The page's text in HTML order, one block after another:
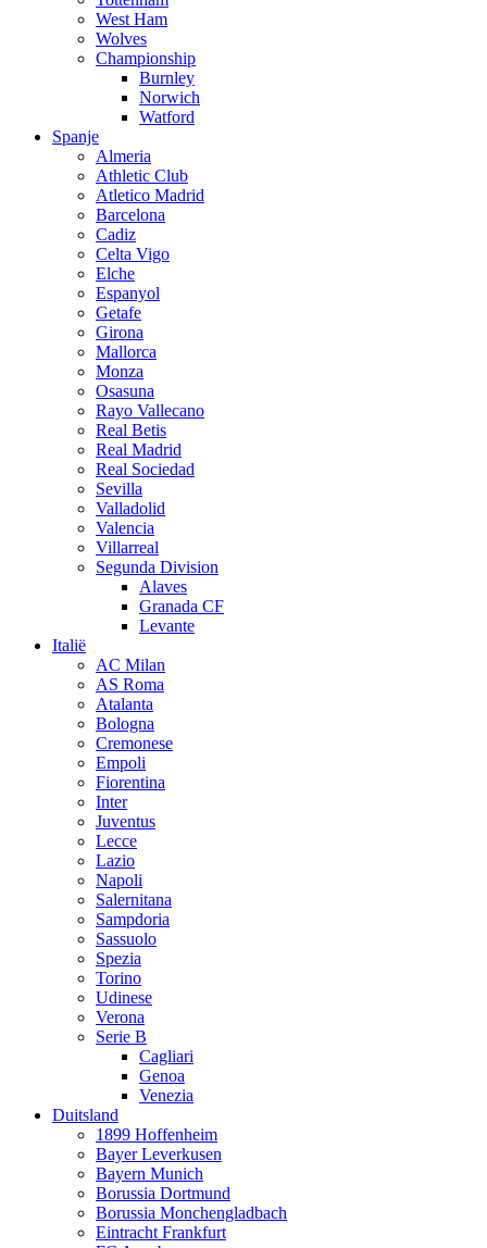
West Ham
Wolves
Championship
Burnley
Norwich
Watford
Spanje
Almeria
Athletic Club
Atletico Madrid
Barcelona
Cadiz
Celta Vigo
Elche
Espanyol
Getafe
Girona
Mallorca
Monza
Osasuna
Rayo Vallecano
Real Betis
Real Madrid
Real Sociedad
Sevilla
Valladolid
Valencia
Villarreal
Segunda Division
Alaves
Granada CF
Levante
Italië
AC Milan
AS Roma
Atalanta
Bologna
Cremonese
Empoli
Fiorentina
Inter
Juventus
Lecce
Lazio
Napoli
Salernitana
Sampdoria
Sassuolo
Spezia
Torino
Udinese
Verona
Serie B
Cagliari
Genoa
Venezia
Duitsland
1899 Hoffenheim
Bayer Leverkusen
Bayern Munich
Borussia Dortmund
Borussia Monchengladbach
Eintracht Frankfurt